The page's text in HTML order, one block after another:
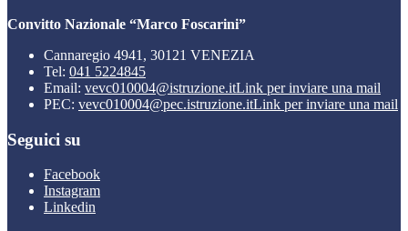
Convitto Nazionale “Marco Foscarini”
Cannaregio 4941, 30121 VENEZIA
Tel: 041 5224845
Email: vevc010004@istruzione.itLink per inviare una mail
PEC: vevc010004@pec.istruzione.itLink per inviare una mail
Seguici su
Facebook
Instagram
Linkedin